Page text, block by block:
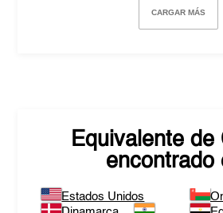
CARGAR MÁS
Equivalente de
encontrado
Estados Unidos